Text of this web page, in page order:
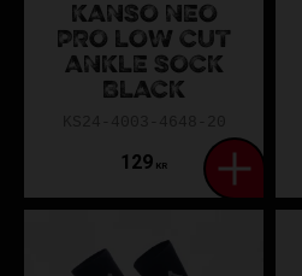
KANSO NEO
PRO LOW CUT
ANKLE SOCK
BLACK
129 KR